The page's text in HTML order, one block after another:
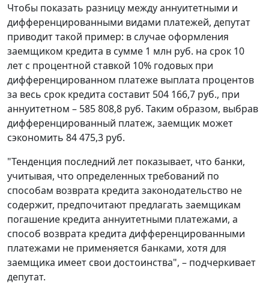
Чтобы показать разницу между аннуитетными и
дифференцированными видами платежей, депутат
приводит такой пример: в случае оформления
заемщиком кредита в сумме 1 млн руб. на срок 10
лет с процентной ставкой 10% годовых при
дифференцированном платеже выплата процентов
за весь срок кредита составит 504 166,7 руб., при
аннуитетном – 585 808,8 руб. Таким образом, выбрав
дифференцированный платеж, заемщик может
сэкономить 84 475,3 руб.
"Тенденция последний лет показывает, что банки,
учитывая, что определенных требований по
способам возврата кредита законодательство не
содержит, предпочитают предлагать заемщикам
погашение кредита аннуитетными платежами, а
способ возврата кредита дифференцированными
платежами не применяется банками, хотя для
заемщика имеет свои достоинства", – подчеркивает
депутат.